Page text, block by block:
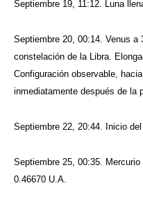
Septiembre 19, 11:12. Luna
Septiembre 20, 00:14. Venus a
constelación de la Libra.
Configuración observable,
inmediatamente después de la
Septiembre 22, 20:44. Inicio del
Septiembre 25, 00:35.
0.46670 U.A.